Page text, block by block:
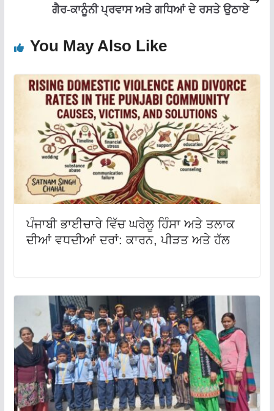
ਗੈਰ-ਕਾਨੂੰਨੀ ਪ੍ਰਵਾਸ ਅਤੇ ਗਧਿਆਂ ਦੇ ਰਸਤੇ ਉਠਾਏ
You May Also Like
ਪੰਜਾਬੀ ਭਾਈਚਾਰੇ ਵਿੱਚ ਘਰੇਲੂ ਹਿੰਸਾ ਅਤੇ ਤਲਾਕ
ਦੀਆਂ ਵਧਦੀਆਂ ਦਰਾਂ: ਕਾਰਨ, ਪੀੜਤ ਅਤੇ ਹੱਲ